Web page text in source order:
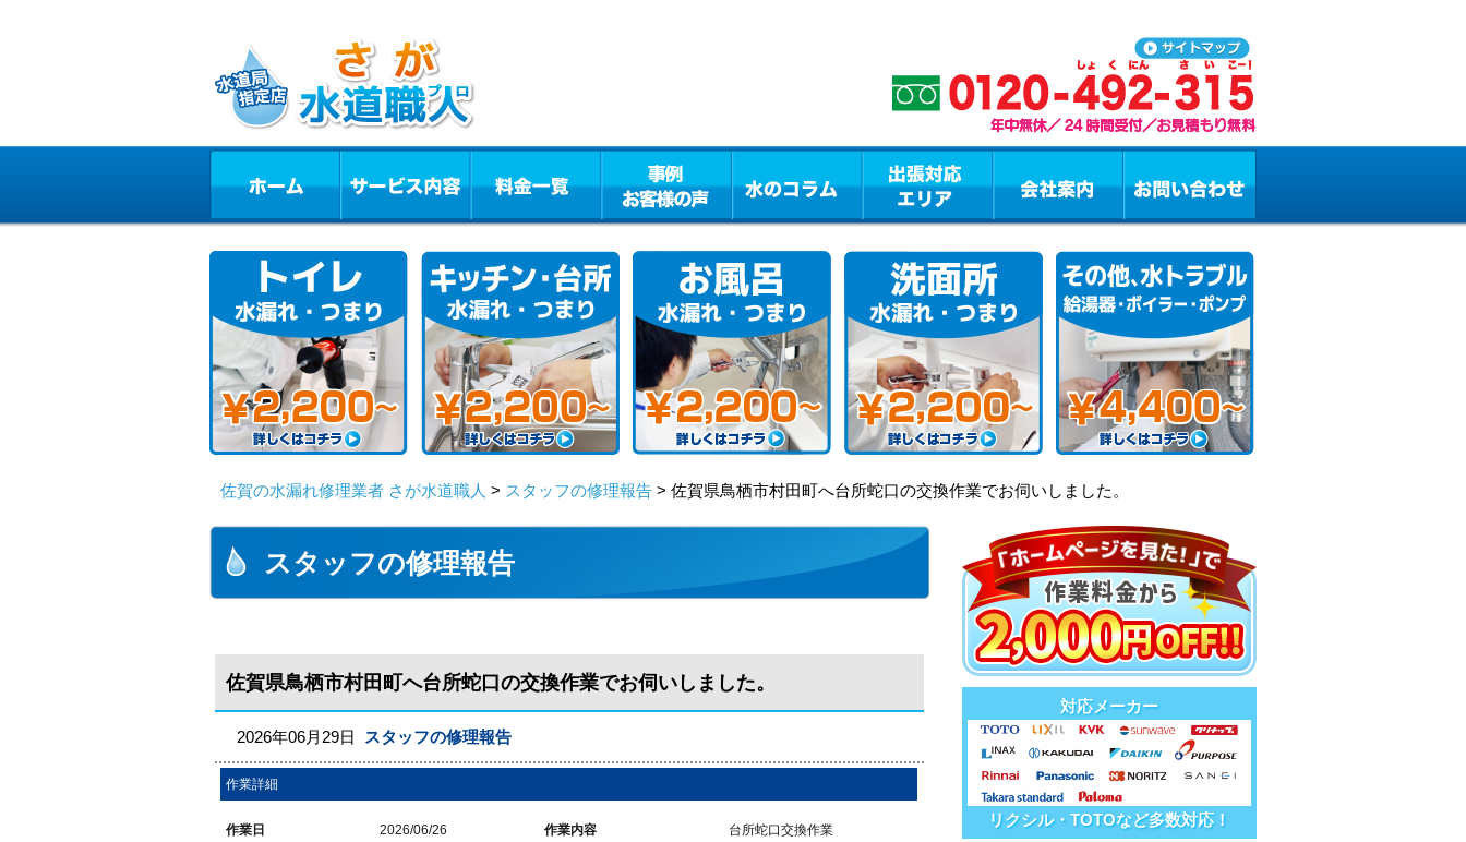
佐賀の水漏れ修理業者 さが水道職人 > スタッフの修理報告 > 佐賀県鳥栖市村田町へ台所蛇口の交換作業でお伺いしました。
スタッフの修理報告
佐賀県鳥栖市村田町へ台所蛇口の交換作業でお伺いしました。
2026年06月29日 スタッフの修理報告
作業詳細
作業日 2026/06/26 作業内容 台所蛇口交換作業
対応メーカー
リクシル・TOTOなど多数対応！